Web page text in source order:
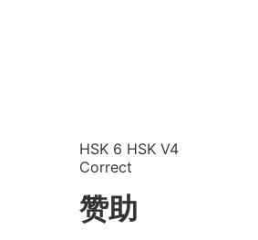
HSK 6 HSK V4
Correct
赞助